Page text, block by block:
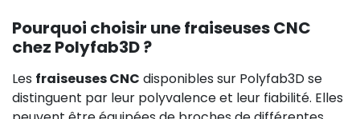
Pourquoi choisir une fraiseuses CNC
chez Polyfab3D ?
Les fraiseuses CNC disponibles sur Polyfab3D se
distinguent par leur polyvalence et leur fiabilité. Elles